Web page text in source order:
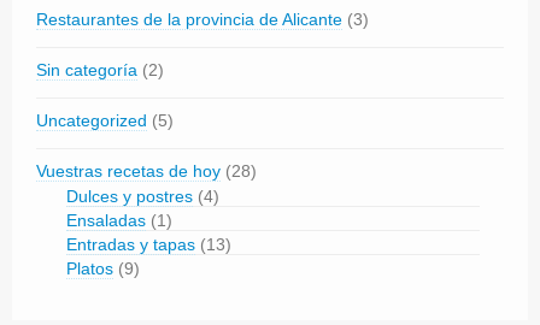
Restaurantes de la provincia de Alicante (3)
Sin categoría (2)
Uncategorized (5)
Vuestras recetas de hoy (28)
Dulces y postres (4)
Ensaladas (1)
Entradas y tapas (13)
Platos (9)